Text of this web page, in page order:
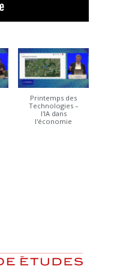
Printemps des
Technologies –
l'IA dans
l'économie